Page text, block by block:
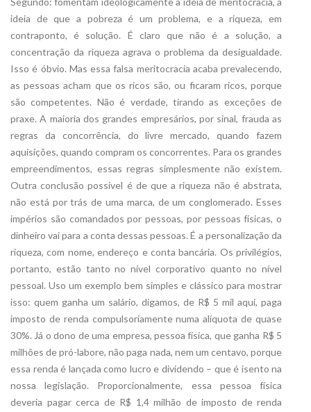
ideia de que a pobreza é um problema, e a riqueza, em
contraponto, é solução. É claro que não é a solução, a
concentração da riqueza agrava o problema da desigualdade.
Isso é óbvio. Mas essa falsa meritocracia acaba prevalecendo,
as pessoas acham que os ricos são, ou ficaram ricos, porque
são competentes. Não é verdade, tirando as exceções de
praxe. A maioria dos grandes empresários, por sinal, frauda as
regras da concorrência, do livre mercado, quando fazem
aquisições, quando compram os concorrentes. Para os grandes
empreendimentos, essas regras simplesmente não existem.
Outra conclusão possível é de que a riqueza não é abstrata,
não está por trás de uma marca, de um conglomerado. Esses
impérios são comandados por pessoas, por pessoas físicas, o
dinheiro vai para a conta dessas pessoas. É a personalização da
riqueza, com nome, endereço e conta bancária. Os privilégios,
portanto, estão tanto no nível corporativo quanto no nível
pessoal. Uso um exemplo bem simples e clássico para mostrar
isso: quem ganha um salário, digamos, de R$ 5 mil aqui, paga
imposto de renda compulsoriamente numa alíquota de quase
30%. Já o dono de uma empresa, pessoa física, que ganha R$ 5
milhões de pró-labore, não paga nada, nem um centavo, porque
essa renda é lançada como lucro e dividendo – que é isento na
nossa legislação. Proporcionalmente, essa pessoa física
deveria pagar cerca de R$ 1,4 milhão de imposto de renda